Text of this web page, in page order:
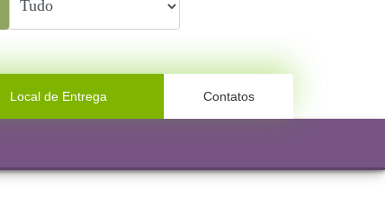
Local de Entrega Contatos